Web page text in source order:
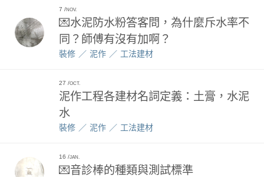
7 NOV.
💌水泥防水粉答客問，為什麼斥水率不
同？師傅有沒有加啊？
裝修 泥作 工法建材
27 OCT.
泥作工程各建材名詞定義：土膏，水泥
水
裝修 泥作 工法建材
16 JAN.
💌音診棒的種類與測試標準